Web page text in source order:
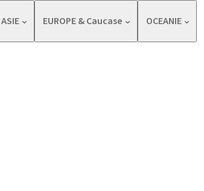
ASIE EUROPE & Caucase OCEANIE